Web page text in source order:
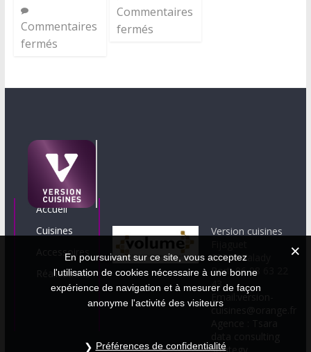
Commentaires
fermés
Commentaires
fermés
Accueil
Cuisines
Accessoires
Réalisations
Version cuisines
12330 Valady
Port. 06 08 63 22
43
Email:version-
cuisines@orange.fr
En poursuivant sur ce site, vous acceptez
l'utilisation de cookies nécessaire à une bonne
expérience de navigation et à mesurer de façon
anonyme l'activité des visiteurs
Préférences de confidentialité